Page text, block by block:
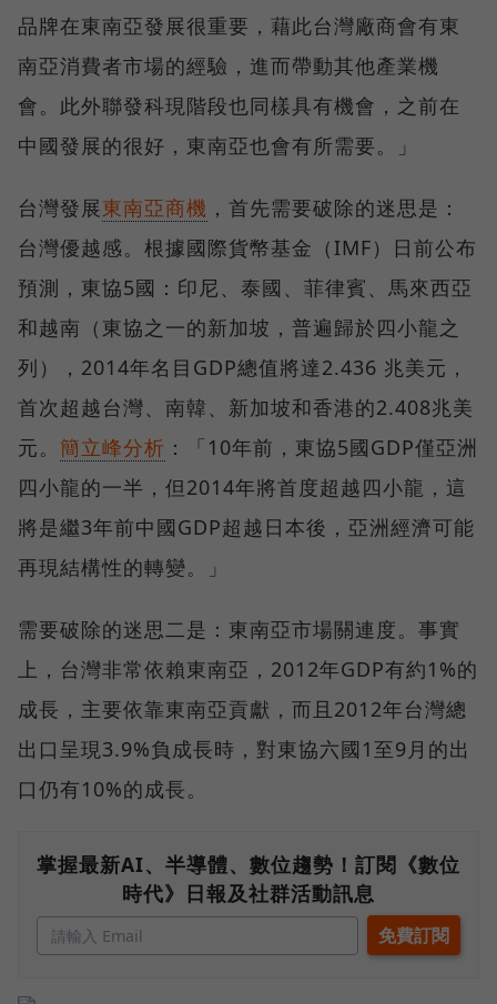
品牌在東南亞發展很重要，藉此台灣廠商會有東
南亞消費者市場的經驗，進而帶動其他產業機
會。此外聯發科現階段也同樣具有機會，之前在
中國發展的很好，東南亞也會有所需要。」
台灣發展東南亞商機 ，首先需要破除的迷思是：
台灣優越感。根據國際貨幣基金（IMF）日前公布
預測，東協5國：印尼、泰國、菲律賓、馬來西亞
和越南（東協之一的新加坡，普遍歸於四小龍之
列），2014年名目GDP總值將達2.436 兆美元，
首次超越台灣、南韓、新加坡和香港的2.408兆美
元。 簡立峰分析 ：「10年前，東協5國GDP僅亞洲
四小龍的一半，但2014年將首度超越四小龍，這
將是繼3年前中國GDP超越日本後，亞洲經濟可能
再現結構性的轉變。」
需要破除的迷思二是：東南亞市場關連度。事實
上，台灣非常依賴東南亞，2012年GDP有約1%的
成長，主要依靠東南亞貢獻，而且2012年台灣總
出口呈現3.9%負成長時，對東協六國1至9月的出
口仍有10%的成長。
掌握最新AI、半導體、數位趨勢！訂閱《數位
時代》日報及社群活動訊息